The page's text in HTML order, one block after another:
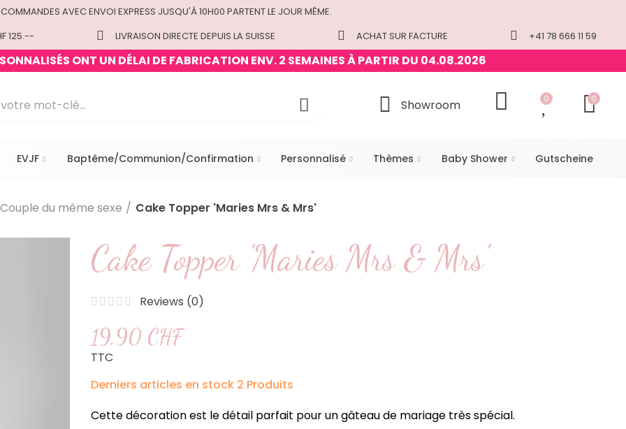
COMMANDES AVEC ENVOI EXPRESS JUSQU'À 10H00 PARTENT LE JOUR MÊME.
125.--
LIVRAISON DIRECTE DEPUIS LA SUISSE ACHAT SUR FACTURE +41 78 666 11 59
ONT UN DÉLAI DE FABRICATION ENV. 2 SEMAINES À PARTIR DU 04.08.2026
Showroom 0 0
EVJF Baptême/Communion/Confirmation Personnalisé Thèmes Baby Shower Gutscheine
Couple du même sexe Cake Topper 'Maries Mrs & Mrs'
Cake Topper 'Maries Mrs & Mrs'
Reviews (0)
19,90 CHF
TTC
Derniers articles en stock 2 Produits
Cette décoration est le détail parfait pour un gâteau de mariage très spécial.